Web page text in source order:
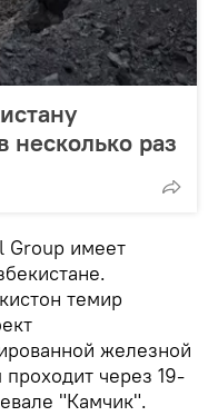
несколько раз
Group имеет
темир
железной
через 19-
"Камчик".